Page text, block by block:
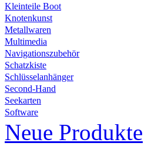
Kleinteile Boot
Knotenkunst
Metallwaren
Multimedia
Navigationszubehör
Schatzkiste
Schlüsselanhänger
Second-Hand
Seekarten
Software
Neue Produkte